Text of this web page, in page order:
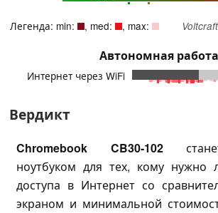
Легенда: min: , med: , max:
Автономная работа
Интернет через WiFi
Вердикт
Chromebook CB30-102
ноутбуком для тех, кому нужно
доступа в Интернет со
экраном и минимальной